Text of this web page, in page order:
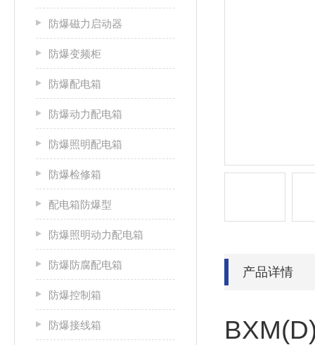
防爆磁力启动器
防爆变频柜
防爆配电箱
防爆动力配电箱
防爆照明配电箱
防爆检修箱
配电箱防爆型
防爆照明动力配电箱
防爆防腐配电箱
防爆控制箱
防爆接线箱
产品详情